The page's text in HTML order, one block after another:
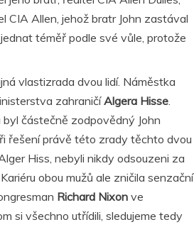
CIA Allen, jehož bratr John zastával
téměř podle své vůle, protože
vlastizrada dvou lidí. Náměstka
zahraničíAlgera Hisse.
částečně zodpovědný John
řešení právě této zrady těchto dvou
Hiss, nebyli nikdy odsouzeni za
obou mužů ale zničila senzační
Richard Nixon ve
si všechno utřídili, sledujeme tedy